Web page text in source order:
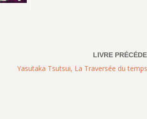
Yasutaka Tsutsui, La Traversée du temps